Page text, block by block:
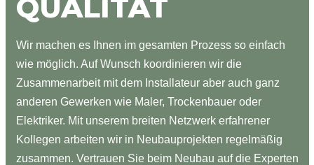
QUALITÄT
Wir machen es Ihnen im gesamten Prozess so einfach
wie möglich. Auf Wunsch koordinieren wir die
Zusammenarbeit mit dem Installateur aber auch ganz
anderen Gewerken wie Maler, Trockenbauer oder
Elektriker. Mit unserem breiten Netzwerk erfahrener
Kollegen arbeiten wir in Neubauprojekten regelmäßig
zusammen. Vertrauen Sie beim Neubau auf die Experten